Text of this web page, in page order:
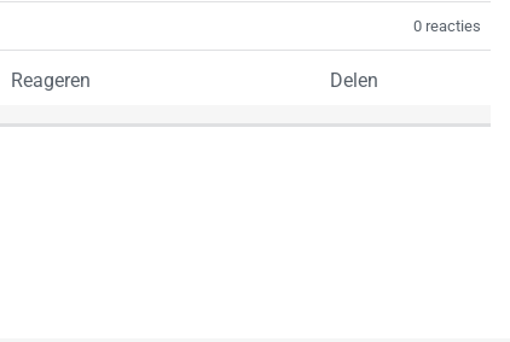
0 reacties
Reageren Delen